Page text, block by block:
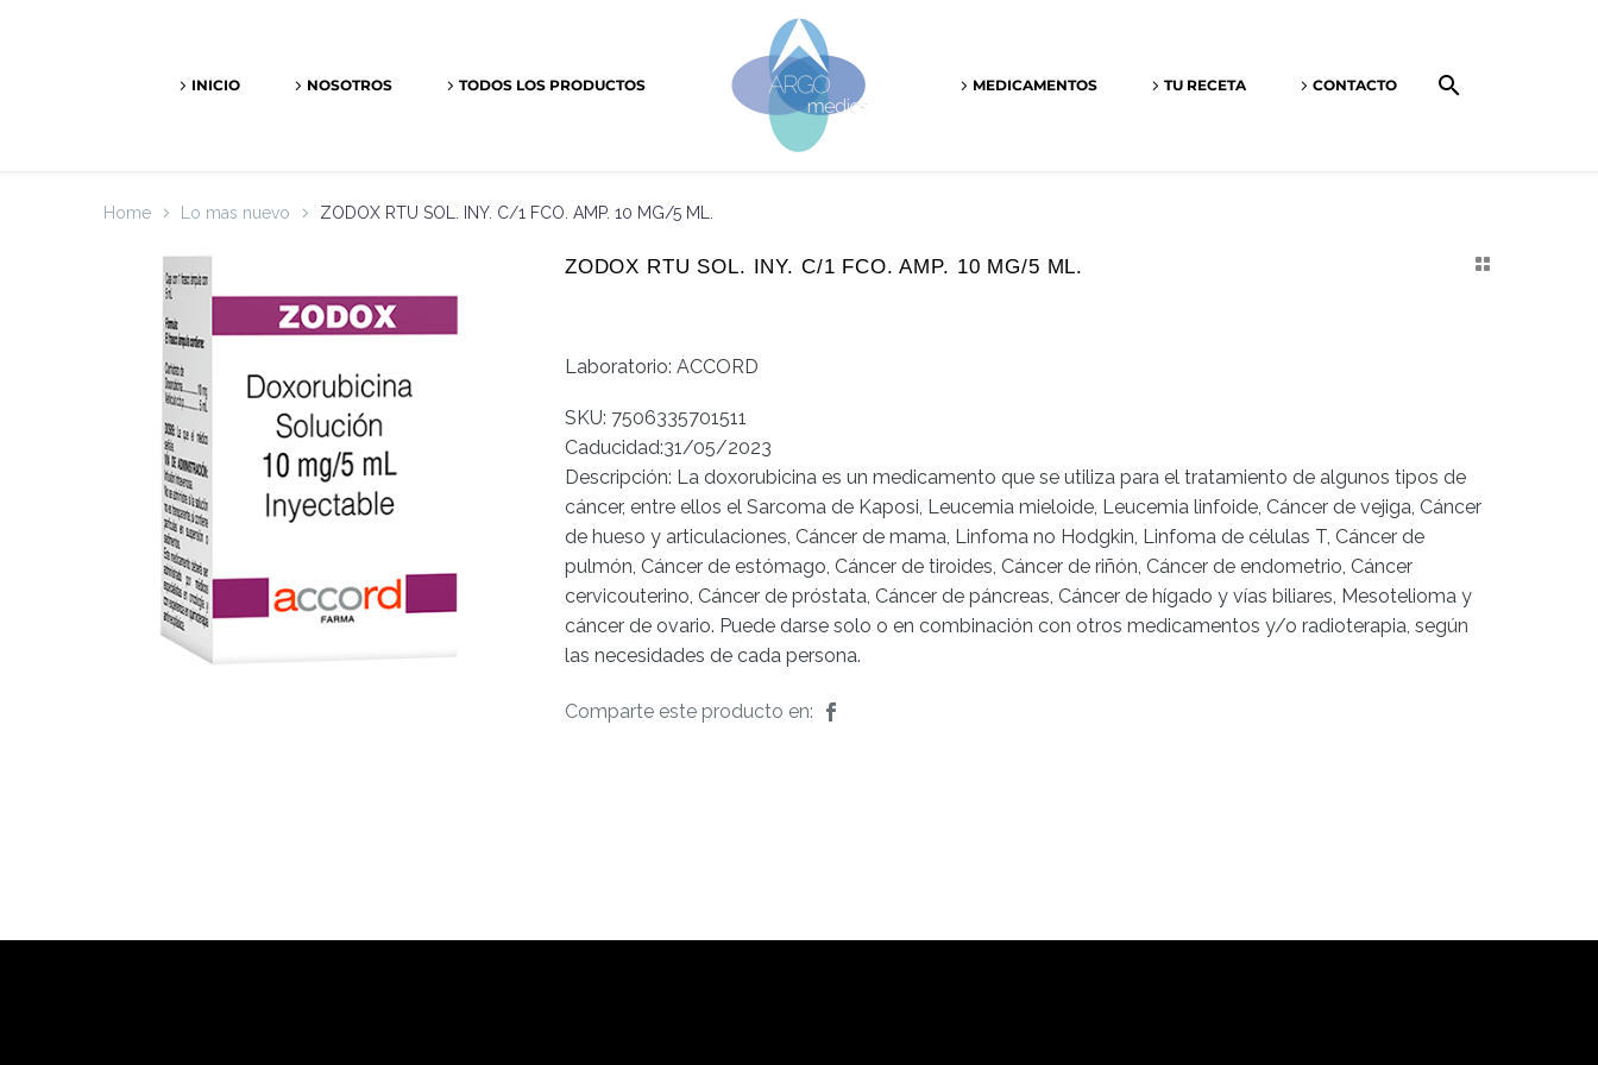
INICIO NOSOTROS TODOS LOS PRODUCTOS MEDICAMENTOS TU RECETA CONTACTO
Home Lo mas nuevo ZODOX RTU SOL. INY. C/1 FCO. AMP. 10 MG/5 ML.
ZODOX RTU SOL. INY. C/1 FCO. AMP. 10 MG/5 ML.
Laboratorio: ACCORD
SKU: 7506335701511
Caducidad:31/05/2023
Descripción: La doxorubicina es un medicamento que se utiliza para el tratamiento de algunos tipos de
cáncer, entre ellos el Sarcoma de Kaposi, Leucemia mieloide, Leucemia linfoide, Cáncer de vejiga, Cáncer
de hueso y articulaciones, Cáncer de mama, Linfoma no Hodgkin, Linfoma de células T, Cáncer de
pulmón, Cáncer de estómago, Cáncer de tiroides, Cáncer de riñón, Cáncer de endometrio, Cáncer
cervicouterino, Cáncer de próstata, Cáncer de páncreas, Cáncer de hígado y vías biliares, Mesotelioma y
cáncer de ovario. Puede darse solo o en combinación con otros medicamentos y/o radioterapia, según
las necesidades de cada persona.
Comparte este producto en: